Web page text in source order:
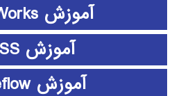
آموزش SolidWorks
آموزش SPSS
آموزش stateflow